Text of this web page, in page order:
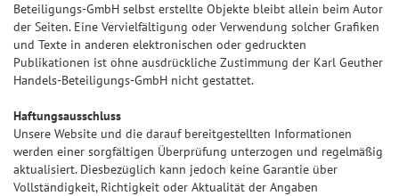
Beteiligungs-GmbH selbst erstellte Objekte bleibt allein beim Autor
der Seiten. Eine Vervielfältigung oder Verwendung solcher Grafiken
und Texte in anderen elektronischen oder gedruckten
Publikationen ist ohne ausdrückliche Zustimmung der Karl Geuther
Handels-Beteiligungs-GmbH nicht gestattet.
Haftungsausschluss
Unsere Website und die darauf bereitgestellten Informationen
werden einer sorgfältigen Überprüfung unterzogen und regelmäßig
aktualisiert. Diesbezüglich kann jedoch keine Garantie über
Vollständigkeit, Richtigkeit oder Aktualität der Angaben